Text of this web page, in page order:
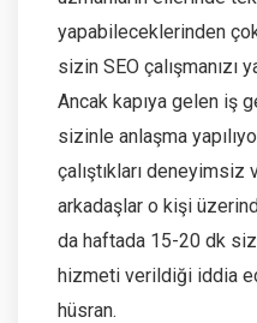
yapabileceklerinden
sizin SEO çalışmanızı
Ancak kapıya gelen iş
sizinle anlaşma
çalıştıkları
arkadaşlar o kişi
da haftada 15-20 dk
hizmeti verildiği iddia
hüsran.